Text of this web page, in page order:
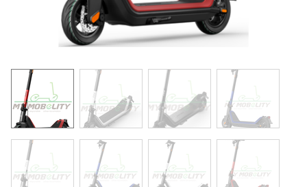
récupération, le KQi3 renvoie à la batterie l'énergie captée
lors du processus de freinage.Pompez les freins pour
vous mettre en route!
Soyez sûr, soyez vu
Roulez en toute confiance à toute heure de la nuit, en
sachant que vous serez vu sur la route. L'emblématique
phare enforme de halo éclairela route pour que tout le
monde sache que vous arrivez, tandis que les feux de
freinage avant et arrière
permettent de savoir que vous
ralentissez.